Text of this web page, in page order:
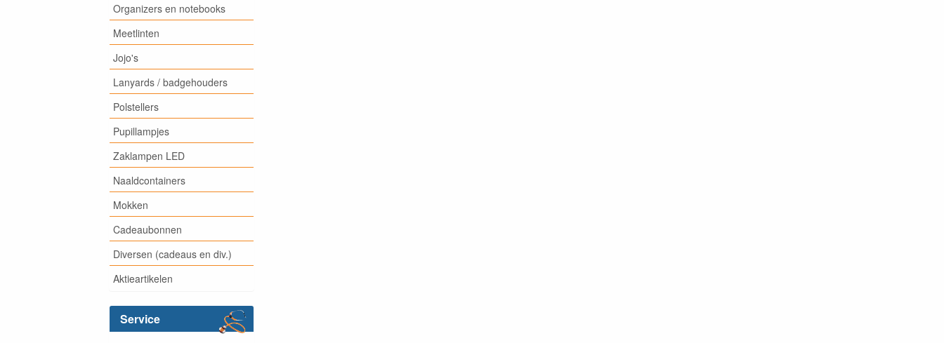
Organizers en notebooks
Meetlinten
Jojo's
Lanyards / badgehouders
Polstellers
Pupillampjes
Zaklampen LED
Naaldcontainers
Mokken
Cadeaubonnen
Diversen (cadeaus en div.)
Aktieartikelen
Service